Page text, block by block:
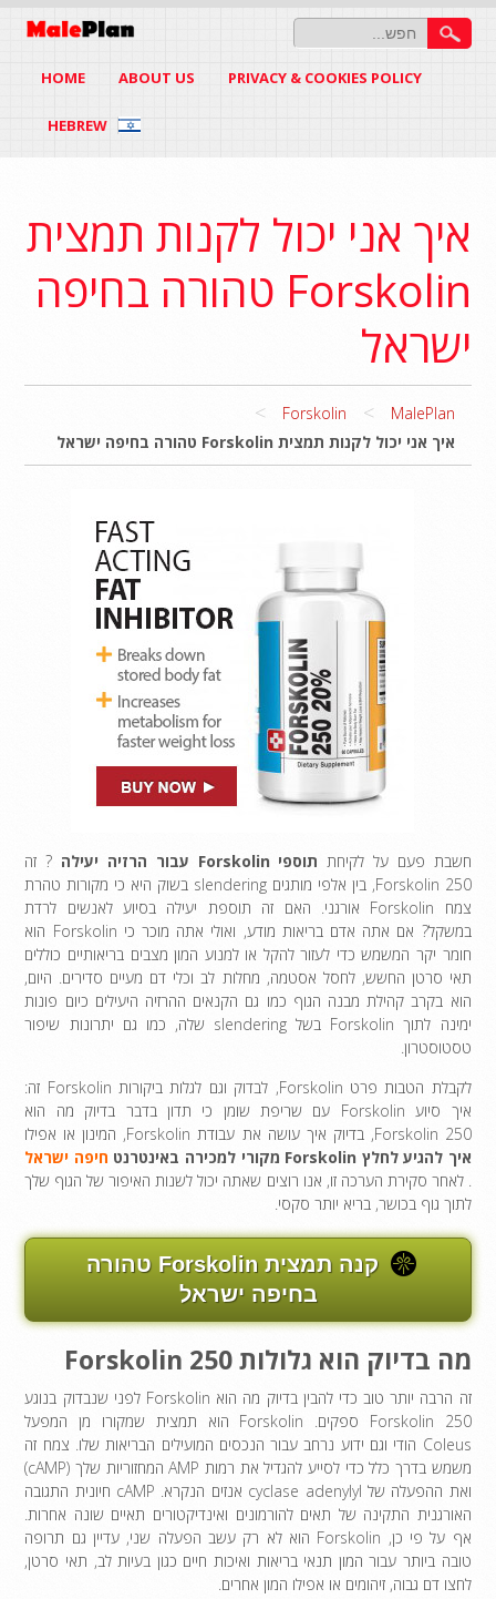
HOME ABOUT US PRIVACY & COOKIES POLICY
HEBREW
איך אני יכול לקנות תמצית
Forskolin טהורה בחיפה
ישראל
MalePlan
>
Forskolin
>
איך אני יכול לקנות תמצית Forskolin טהורה בחיפה ישראל
חשבת פעם על לקיחת תוספי Forskolin עבור הרזיה יעילה
? זה
Forskolin 250, בין אלפי מותגים slendering בשוק היא כי מקורות טהרת
צמח Forskolin אורגני. האם זה תוספת יעילה בסיוע לאנשים לרדת
במשקל? אם אתה אדם בריאות מודע, ואולי אתה מוכר כי Forskolin הוא
חומר יקר המשמש כדי לעזור להקל או למנוע המון מצבים בריאותיים כוללים
תאי סרטן החשש, לחסל אסטמה, מחלות לב וכלי דם מעיים סדירים. היום,
הוא בקרב קהילת מבנה הגוף כמו גם הקנאים ההרזיה היעילים כיום פונות
ימינה לתוך Forskolin בשל slendering שלה, כמו גם יתרונות שיפור
טסטוסטרון.
לקבלת הטבות פרט Forskolin, לבדוק וגם לגלות ביקורות Forskolin זה:
איך סיוע Forskolin עם שריפת שומן כי תדון בדבר בדיוק מה הוא
Forskolin 250, בדיוק איך עושה את עבודת Forskolin, המינון או אפילו
איך להגיע לחלץ Forskolin מקורי למכירה באינטרנט
חיפה ישראל
. לאחר סקירת הערכה זו, אנו רוצים שאתה יכול לשנות האיפור של הגוף שלך
לתוך גוף בכושר, בריא יותר סקסי.
קנה תמצית Forskolin טהורה
בחיפה ישראל
מה בדיוק הוא גלולות Forskolin 250
זה הרבה יותר טוב כדי להבין בדיוק מה הוא Forskolin לפני שנבדוק בנוגע
Forskolin 250 ספקים. Forskolin הוא תמצית שמקורו מן המפעל
Coleus הודי וגם ידוע נרחב עבור הנכסים המועילים הבריאות שלו. צמח זה
משמש בדרך כלל כדי לסייע להגדיל את רמות AMP המחזוריות שלך (cAMP)
ואת ההפעלה של cyclase adenylyl אנזים הנקרא. cAMP חיונית התגובה
האורגנית התקינה של תאים להורמונים ואינדיקטורים תאיים שונה אחרות.
אף על פי כן, Forskolin הוא לא רק עשב הפעלה שני, עדיין גם תרופה
טובה ביותר עבור המון תנאי בריאות ואיכות חיים כגון בעיות לב, תאי סרטן,
לחצו דם גבוה, זיהומים או אפילו המון אחרים.